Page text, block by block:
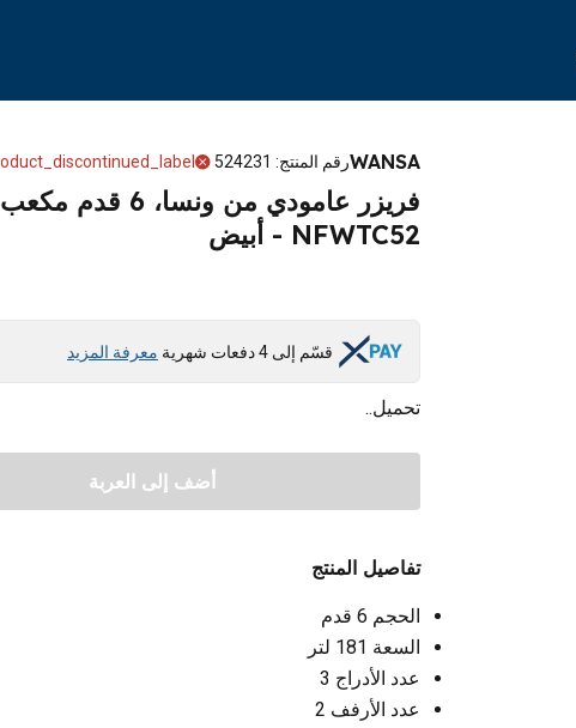
WANSAرقم المنتج:
524231
NFWTC52 - أبيض
قسّم إلى 4 دفعات شهرية معرفة المزيد
تحميل..
أضف إلى العربة
تفاصيل المنتج
الحجم 6 قدم
السعة 181 لتر
عدد الأدراج 3
عدد الأرفف 2